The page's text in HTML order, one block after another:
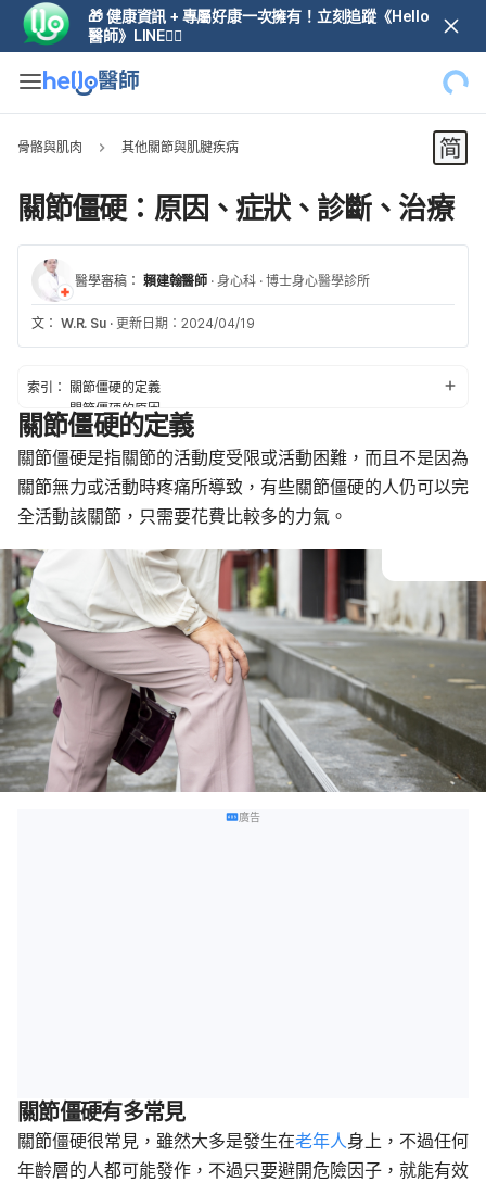
🎁 健康資訊 + 專屬好康一次擁有！立刻追蹤《Hello
醫師》LINE👆🏼
骨骼與肌肉 其他關節與肌腱疾病
關節僵硬：原因、症狀、診斷、治療
醫學審稿： 賴建翰醫師 · 身心科 · 博士身心醫學診所
文： W.R. Su · 更新日期：2024/04/19
索引：
關節僵硬的定義
關節僵硬的原因
關節僵硬的症狀
關節僵硬的生活調整與居家療法
關節僵硬的定義
關節僵硬是指關節的活動度受限或活動困難，而且不是因為
關節無力或活動時疼痛所導致，有些關節僵硬的人仍可以完
全活動該關節，只需要花費比較多的力氣。
廣告
關節僵硬有多常見
關節僵硬很常見，雖然大多是發生在老年人身上，不過任何
年齡層的人都可能發作，不過只要避開危險因子，就能有效